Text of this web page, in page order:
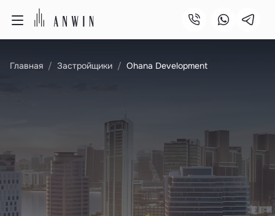
Главная Застройщики Ohana Development